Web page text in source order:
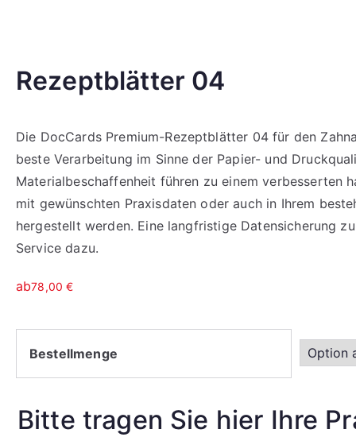
Rezeptblätter 04
Die DocCards Premium-Rezeptblätter 04 für den
beste Verarbeitung im Sinne der Papier- und
Materialbeschaffenheit führen zu einem verbesserten
mit gewünschten Praxisdaten oder auch in Ihrem
hergestellt werden. Eine langfristige Datensicherung
Service dazu.
ab78,00€
Bestellmenge
Bitte tragen Sie hier Ihre